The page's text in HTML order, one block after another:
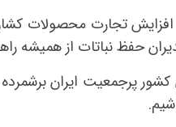
افزایش تجارت محصولات
حفظ نباتات از همیشه
کشور پرجمعیت ایران